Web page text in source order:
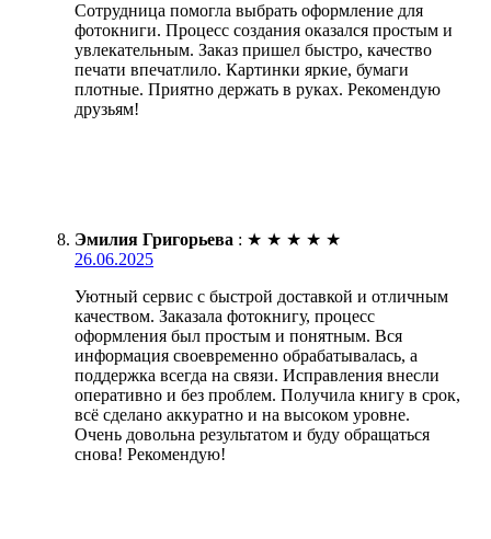
Сотрудница помогла выбрать оформление для
фотокниги. Процесс создания оказался простым и
увлекательным. Заказ пришел быстро, качество
печати впечатлило. Картинки яркие, бумаги
плотные. Приятно держать в руках. Рекомендую
друзьям!
Эмилия Григорьева : ★ ★ ★ ★ ★
26.06.2025
Уютный сервис с быстрой доставкой и отличным
качеством. Заказала фотокнигу, процесс
оформления был простым и понятным. Вся
информация своевременно обрабатывалась, а
поддержка всегда на связи. Исправления внесли
оперативно и без проблем. Получила книгу в срок,
всё сделано аккуратно и на высоком уровне.
Очень довольна результатом и буду обращаться
снова! Рекомендую!